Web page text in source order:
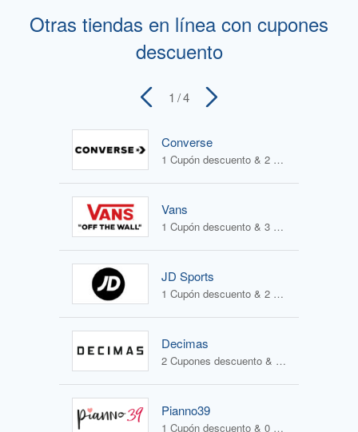
Otras tiendas en línea con cupones
descuento
1 / 4
Converse
1 Cupón descuento & 2 Ofertas
Vans
1 Cupón descuento & 3 Ofertas
JD Sports
1 Cupón descuento & 2 Ofertas
Decimas
2 Cupones descuento & 1 Oferta
Pianno39
1 Cupón descuento & 0 Ofertas